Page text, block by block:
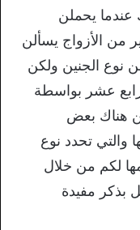
عندما يحملن
من الأزواج يسألن
نوع الجنين ولكن
عشر بواسطة
هناك بعض
والتي تحدد نوع
لكم من خلال
بذكر مفيدة